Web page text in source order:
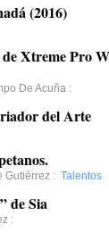
(2016)
Xtreme Pro
De Acuña :
del Arte
Gutiérrez : Talentos
de Sia
: